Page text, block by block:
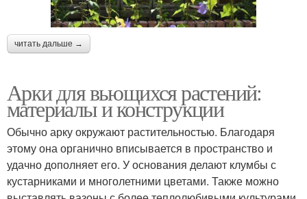
читать дальше →
Арки для вьющихся растений:
материалы и конструкции
Обычно арку окружают растительностью. Благодаря
этому она органично вписывается в пространство и
удачно дополняет его. У основания делают клумбы с
кустарниками и многолетними цветами. Также можно